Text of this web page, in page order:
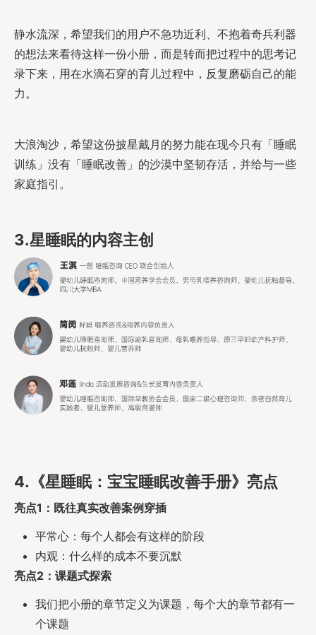
静水流深，希望我们的用户不急功近利、不抱着奇兵利器
的想法来看待这样一份小册，而是转而把过程中的思考记
录下来，用在水滴石穿的育儿过程中，反复磨砺自己的能
力。
大浪淘沙，希望这份披星戴月的努力能在现今只有「睡眠
训练」没有「睡眠改善」的沙漠中坚韧存活，并给与一些
家庭指引。
3.星睡眠的内容主创
4.《星睡眠：宝宝睡眠改善手册》亮点
亮点1：既往真实改善案例穿插
平常心：每个人都会有这样的阶段
内观：什么样的成本不要沉默
亮点2：课题式探索
我们把小册的章节定义为课题，每个大的章节都有一
个课题